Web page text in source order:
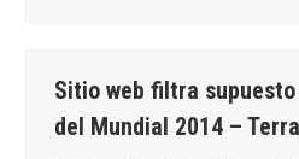
Sitio web filtra
del Mundial 2014 –